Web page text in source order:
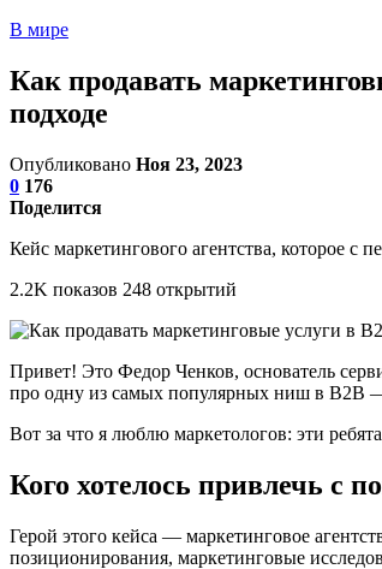
В мире
Как продавать
подходе
Опубликовано Ноя 23, 2023
0 176
Поделится
Кейс маркетингового агентства, которое
2.2K показов 248 открытий
Привет! Это Федор Ченков, основатель
про одну из самых популярных ниш в B2B
Вот за что я люблю маркетологов: эти
Кого хотелось привлечь с
Герой этого кейса — маркетинговое
позиционирования, маркетинговые